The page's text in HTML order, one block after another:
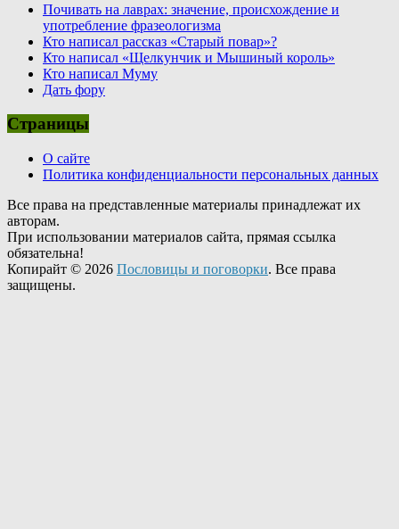
Почивать на лаврах: значение, происхождение и
употребление фразеологизма
Кто написал рассказ «Старый повар»?
Кто написал «Щелкунчик и Мышиный король»
Кто написал Муму
Дать фору
Страницы
О сайте
Политика конфиденциальности персональных данных
Все права на представленные материалы принадлежат их
авторам.
При использовании материалов сайта, прямая ссылка
обязательна!
Копирайт © 2026 Пословицы и поговорки. Все права
защищены.